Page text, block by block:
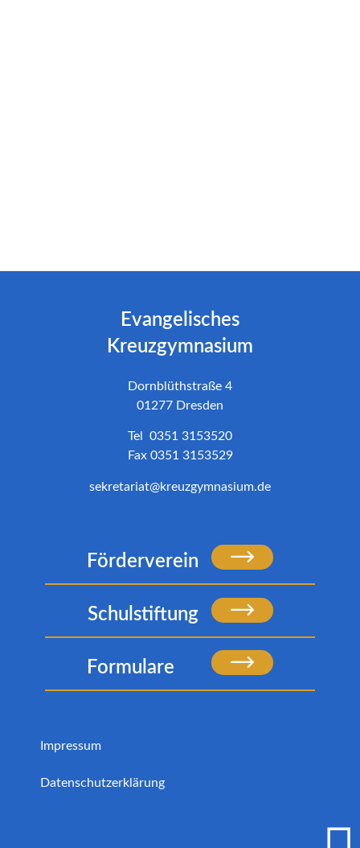
Evangelisches
Kreuzgymnasium
Dornblüthstraße 4
01277 Dresden
Tel 0351 3153520
Fax 0351 3153529
sekretariat@kreuzgymnasium.de
Förderverein
Schulstiftung
Formulare
Impressum
Datenschutzerklärung